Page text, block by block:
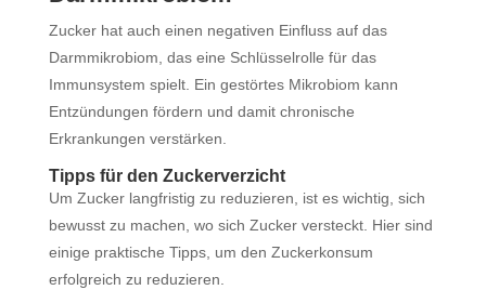
Zucker hat auch einen negativen Einfluss auf das
Darmmikrobiom, das eine Schlüsselrolle für das
Immunsystem spielt. Ein gestörtes Mikrobiom kann
Entzündungen fördern und damit chronische
Erkrankungen verstärken.
Tipps für den Zuckerverzicht
Um Zucker langfristig zu reduzieren, ist es wichtig, sich
bewusst zu machen, wo sich Zucker versteckt. Hier sind
einige praktische Tipps, um den Zuckerkonsum
erfolgreich zu reduzieren.